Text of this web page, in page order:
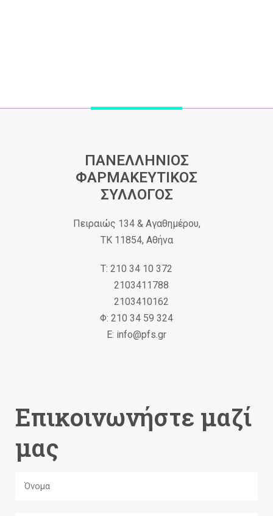
ΠΑΝΕΛΛΗΝΙΟΣ
ΦΑΡΜΑΚΕΥΤΙΚΟΣ
ΣΥΛΛΟΓΟΣ
Πειραιώς 134 & Αγαθημέρου,
ΤΚ 11854, Αθήνα
Τ: 210 34 10 372
2103411788
2103410162
Φ: 210 34 59 324
Ε: info@pfs.gr
Επικοινωνήστε μαζί
μας